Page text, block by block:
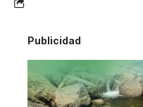
Publicidad